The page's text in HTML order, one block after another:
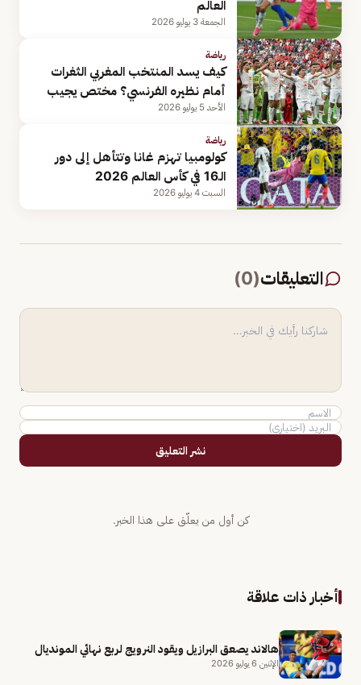
العالم
الجمعة 3 يوليو 2026
رياضة
كيف يسد المنتخب المغربي الثغرات
أمام نظيره الفرنسي؟ مختص يجيب
الأحد 5 يوليو 2026
رياضة
كولومبيا تهزم غانا وتتأهل إلى دور
الـ16 في كأس العالم 2026
السبت 4 يوليو 2026
التعليقات(
0
)
نشر التعليق
كن أول من يعلّق على هذا الخبر.
أخبار ذات علاقة
هالاند يصعق البرازيل ويقود النرويج لربع نهائي المونديال
الإثنين 6 يوليو 2026